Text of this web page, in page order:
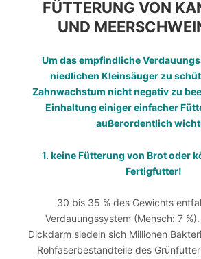
FÜTTERUNG VON
UND
Um das empfindliche
niedlichen Kleinsäuger zu
Zahnwachstum nicht negativ zu
Einhaltung einiger einfacher
außerordentlich
1. keine Fütterung von Brot oder
Fertigfutter!
30 bis 35 % des Gewichts
Verdauungssystem (Mensch: 7
Dickdarm siedeln sich Millionen
Rohfaserbestandteile des